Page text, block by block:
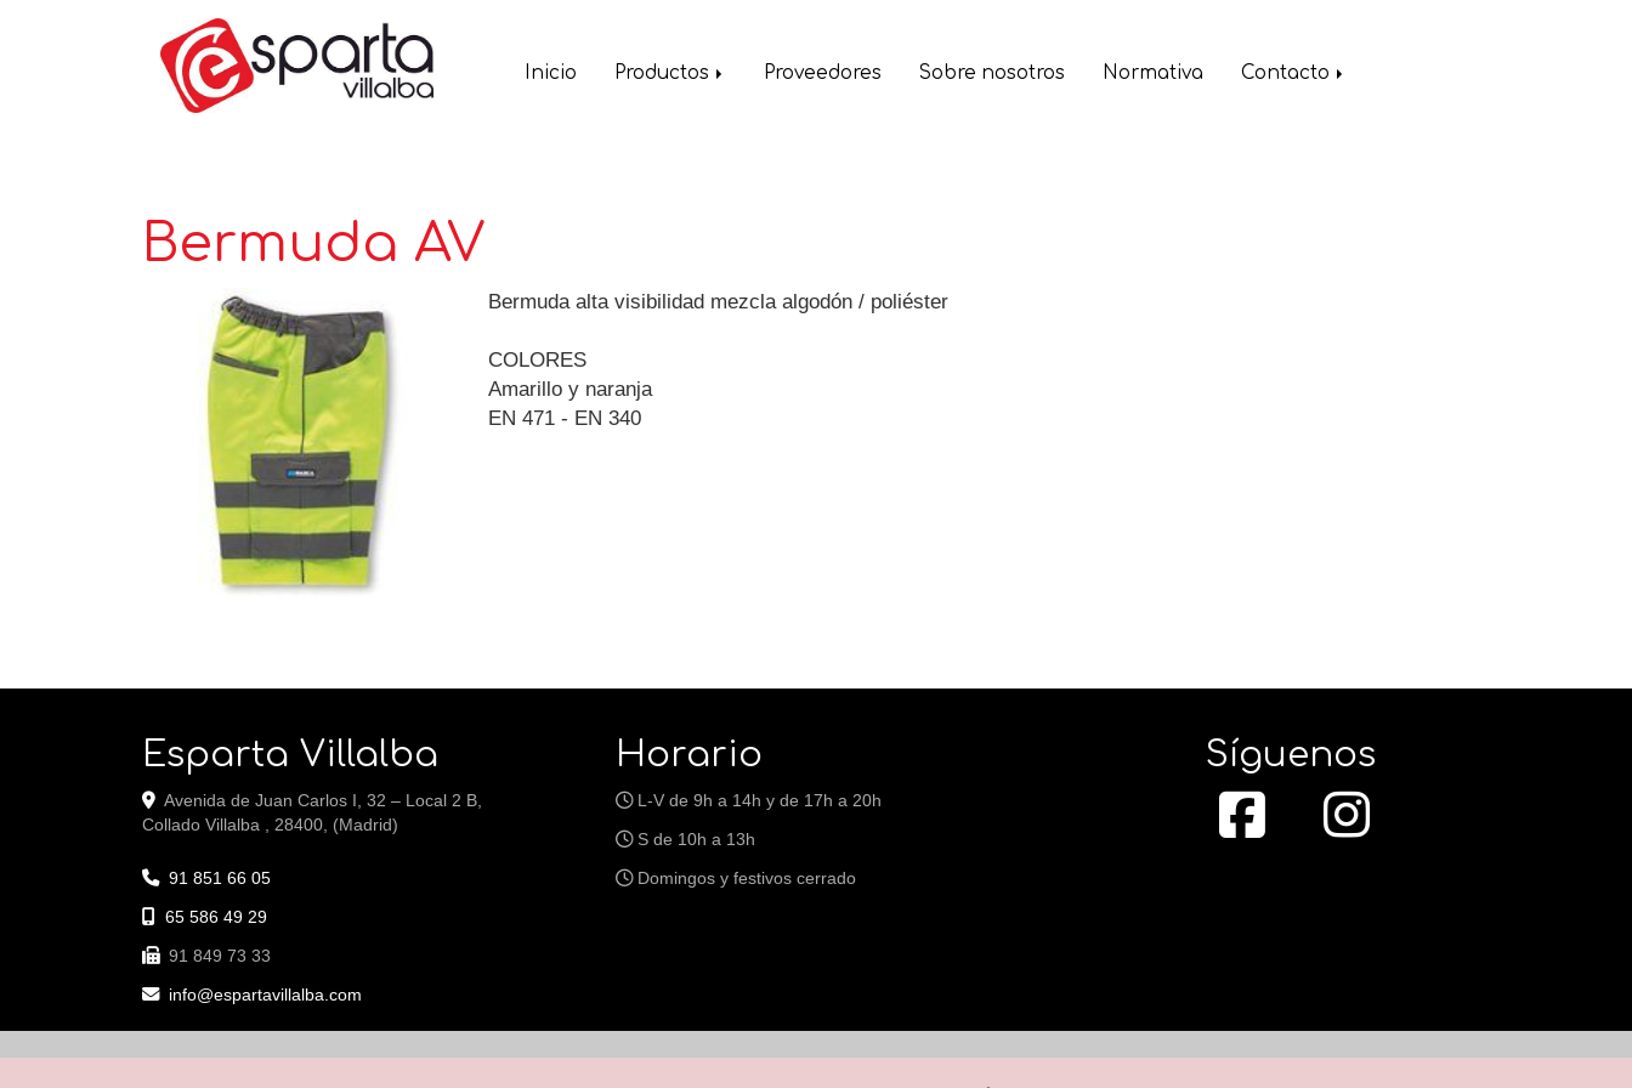
Inicio Productos Proveedores Sobre nosotros Normativa Contacto
Bermuda AV
Bermuda alta visibilidad mezcla algodón / poliéster
COLORES
Amarillo y naranja
EN 471 - EN 340
Esparta Villalba
Avenida de Juan Carlos I, 32 – Local 2 B,
Collado Villalba
28400 (Madrid)
91 851 66 05
65 586 49 29
91 849 73 33
info
espartavillalba.com
Horario
L-V de 9h a 14h y de 17h a 20h
S de 10h a 13h
Domingos y festivos cerrado
Síguenos